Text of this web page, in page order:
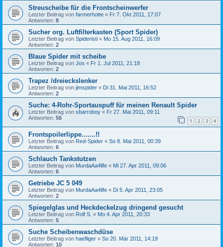
Streuscheibe für die Frontscheinwerfer
Letzter Beitrag von farmerhotte « Fr 7. Okt 2011, 17:07
Antworten: 8
Sucher org. Luftfilterkasten (Sport Spider)
Letzter Beitrag von Spideristi « Mo 15. Aug 2011, 16:09
Antworten: 2
Blaue Spider mit scheibe
Letzter Beitrag von Jos « Fr 1. Jul 2011, 21:18
Antworten: 2
Trapez /dreieckslenker
Letzter Beitrag von jimspider « Di 31. Mai 2011, 16:52
Antworten: 2
Suche: 4-Rohr-Sportauspuff für meinen Renault Spider
Letzter Beitrag von sbarroboy « Fr 27. Mai 2011, 09:11
Antworten: 56 1 2 3 4
Frontspoilerlippe.......!!
Letzter Beitrag von Red-Spider « So 8. Mai 2011, 00:39
Antworten: 6
Schlauch Tankstutzen
Letzter Beitrag von MurdaAa4life « Mi 27. Apr 2011, 09:06
Antworten: 6
Getriebe JC 5 049
Letzter Beitrag von MurdaAa4life « Di 5. Apr 2011, 23:05
Antworten: 2
Spiegelglas und Heckdeckelzug dringend gesucht
Letzter Beitrag von Rolf S. « Mo 4. Apr 2011, 20:33
Antworten: 5
Suche Scheibenwaschdüse
Letzter Beitrag von haefliger « So 20. Mär 2011, 14:19
Antworten: 10